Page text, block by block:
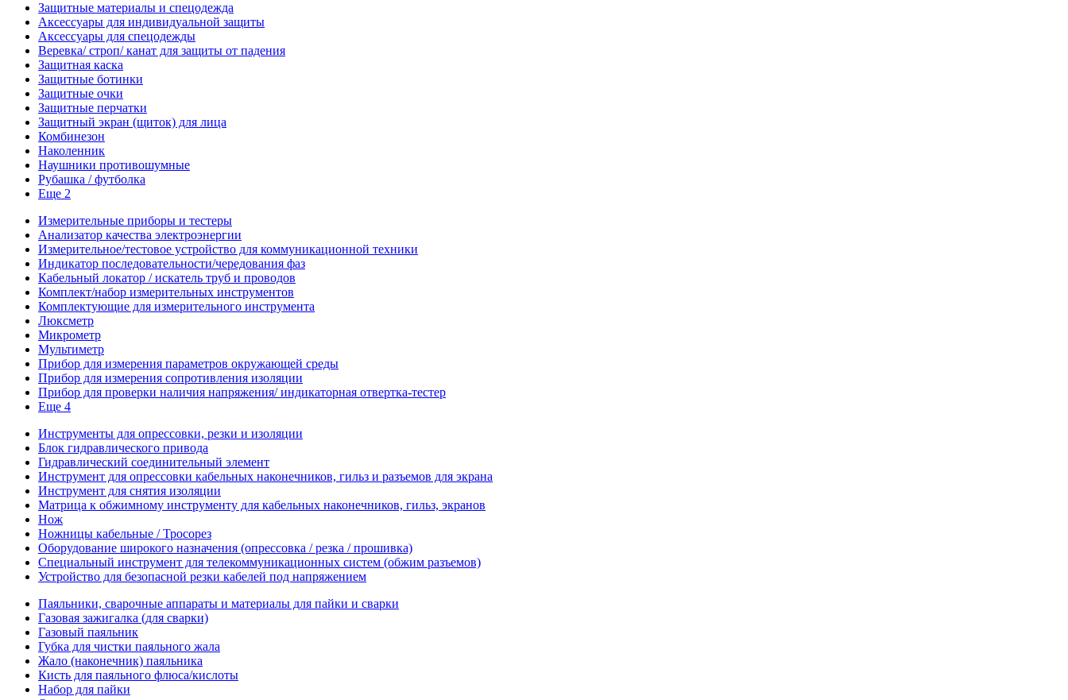
Защитные материалы и спецодежда
Аксессуары для индивидуальной защиты
Аксессуары для спецодежды
Веревка/ строп/ канат для защиты от падения
Защитная каска
Защитные ботинки
Защитные очки
Защитные перчатки
Защитный экран (щиток) для лица
Комбинезон
Наколенник
Наушники противошумные
Рубашка / футболка
Еще 2
Измерительные приборы и тестеры
Анализатор качества электроэнергии
Измерительное/тестовое устройство для коммуникационной техники
Индикатор последовательности/чередования фаз
Кабельный локатор / искатель труб и проводов
Комплект/набор измерительных инструментов
Комплектующие для измерительного инструмента
Люксметр
Микрометр
Мультиметр
Прибор для измерения параметров окружающей среды
Прибор для измерения сопротивления изоляции
Прибор для проверки наличия напряжения/ индикаторная отвертка-тестер
Еще 4
Инструменты для опрессовки, резки и изоляции
Блок гидравлического привода
Гидравлический соединительный элемент
Инструмент для опрессовки кабельных наконечников, гильз и разъемов для экрана
Инструмент для снятия изоляции
Матрица к обжимному инструменту для кабельных наконечников, гильз, экранов
Нож
Ножницы кабельные / Тросорез
Оборудование широкого назначения (опрессовка / резка / прошивка)
Специальный инструмент для телекоммуникационных систем (обжим разъемов)
Устройство для безопасной резки кабелей под напряжением
Паяльники, сварочные аппараты и материалы для пайки и сварки
Газовая зажигалка (для сварки)
Газовый паяльник
Губка для чистки паяльного жала
Жало (наконечник) паяльника
Кисть для паяльного флюса/кислоты
Набор для пайки